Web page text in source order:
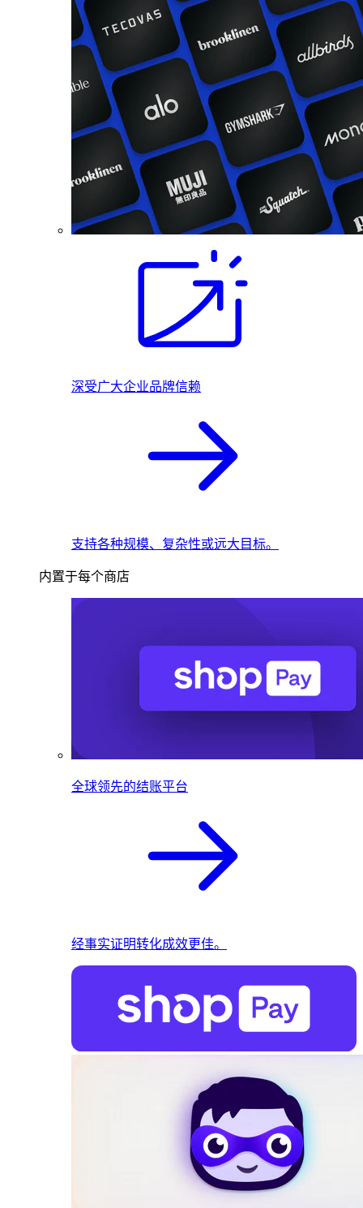
深受广大企业品牌信赖
支持各种规模、复杂性或远大目标。
内置于每个商店
全球领先的结账平台
经事实证明转化成效更佳。